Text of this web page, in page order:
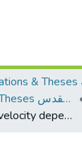
&
All of
AQU Master Theses الرسائل الجامعية الخاصة بجامعة القدس
The effect of velocity dependent wave-particle interactions on the polar wind plasma